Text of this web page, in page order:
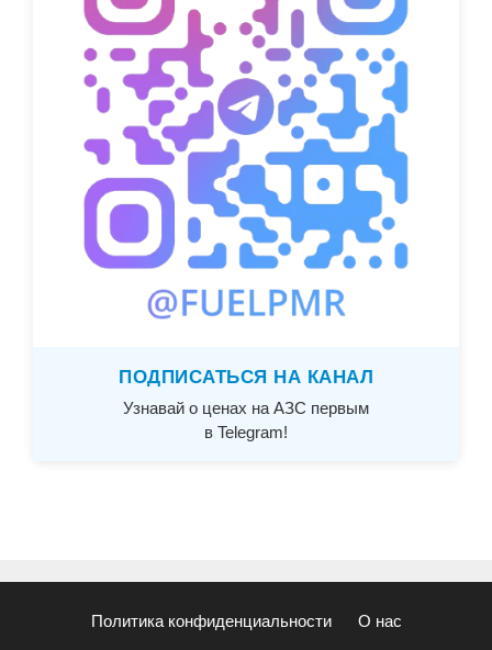
ПОДПИСАТЬСЯ НА КАНАЛ
Узнавай о ценах на АЗС первым
в Telegram!
Политика конфиденциальности О нас